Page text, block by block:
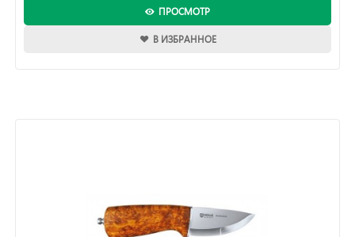
ПРОСМОТР
В ИЗБРАННОЕ